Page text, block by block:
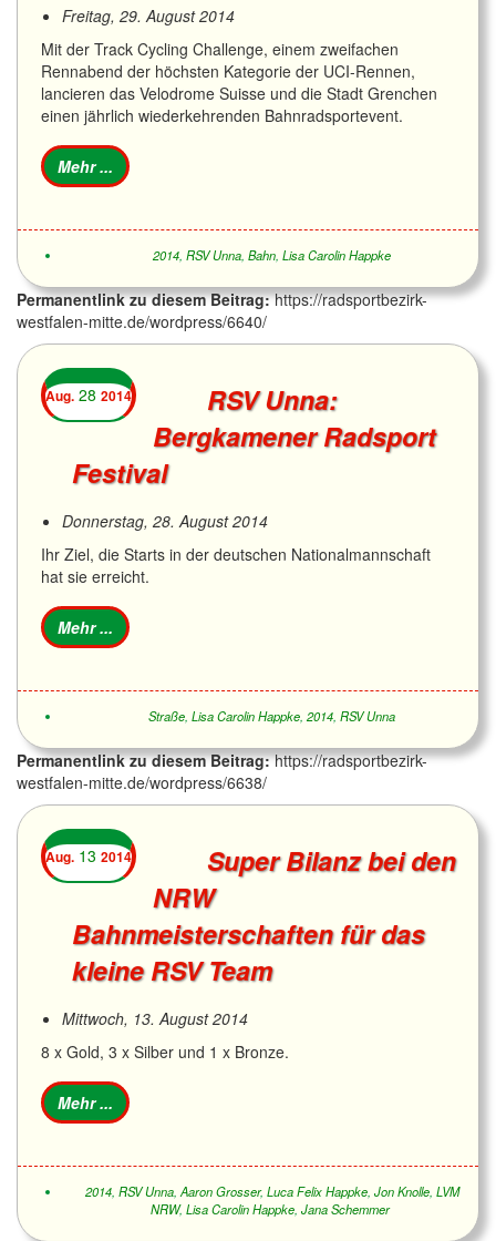
Freitag, 29. August 2014
Mit der Track Cycling Challenge, einem zweifachen
Rennabend der höchsten Kategorie der UCI-Rennen,
lancieren das Velodrome Suisse und die Stadt Grenchen
einen jährlich wiederkehrenden Bahnradsportevent.
2014, RSV Unna, Bahn, Lisa Carolin Happke
Permanentlink zu diesem Beitrag:https://radsportbezirk-
westfalen-mitte.de/wordpress/6640/
Aug. 28 2014
RSV Unna:
Bergkamener Radsport
Festival
Donnerstag, 28. August 2014
Ihr Ziel, die Starts in der deutschen Nationalmannschaft
hat sie erreicht.
Straße, Lisa Carolin Happke, 2014, RSV Unna
Permanentlink zu diesem Beitrag:https://radsportbezirk-
westfalen-mitte.de/wordpress/6638/
Aug. 13 2014
Super Bilanz bei den
NRW
Bahnmeisterschaften für das
kleine RSV Team
Mittwoch, 13. August 2014
8 x Gold, 3 x Silber und 1 x Bronze.
2014, RSV Unna, Aaron Grosser, Luca Felix Happke, Jon Knolle, LVM
NRW, Lisa Carolin Happke, Jana Schemmer